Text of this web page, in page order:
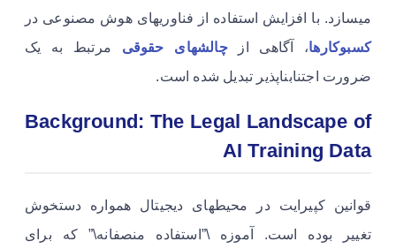
میسازد. با افزایش استفاده از فناوریهای هوش مصنوعی در
کسبوکارها، آگاهی ازچالشهای حقوقی مرتبط به یک
ضرورت اجتنابناپذیر تبدیل شده است.
Background: The Legal Landscape of
AI Training Data
قوانین کپیرایت در محیطهای دیجیتال همواره دستخوش
تغییر بوده است. آموزه \”استفاده منصفانه\” که برای